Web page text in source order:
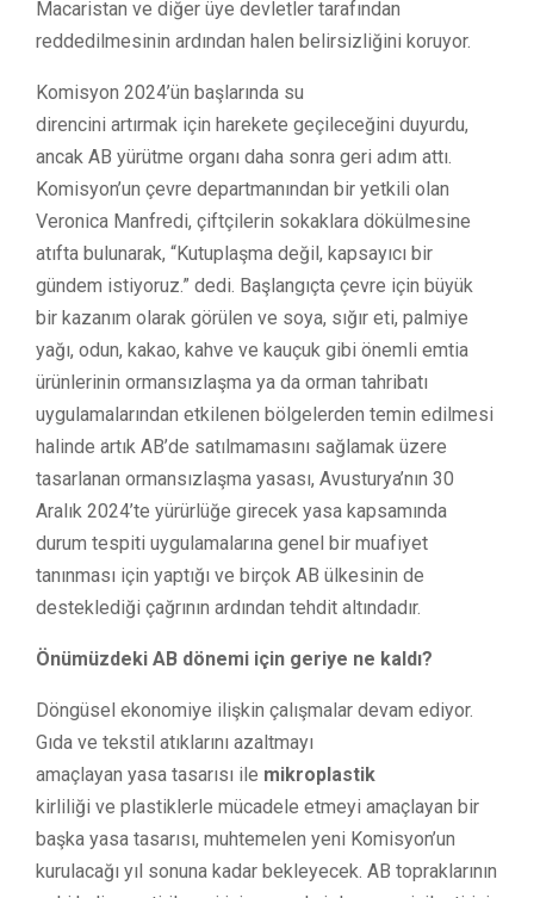
Macaristan ve diğer üye devletler tarafından
reddedilmesinin ardından halen belirsizliğini koruyor.
Komisyon 2024’ün başlarında su
direncini artırmak için harekete geçileceğini duyurdu,
ancak AB yürütme organı daha sonra geri adım attı.
Komisyon’un çevre departmanından bir yetkili olan
Veronica Manfredi, çiftçilerin sokaklara dökülmesine
atıfta bulunarak, “Kutuplaşma değil, kapsayıcı bir
gündem istiyoruz.” dedi. Başlangıçta çevre için büyük
bir kazanım olarak görülen ve soya, sığır eti, palmiye
yağı, odun, kakao, kahve ve kauçuk gibi önemli emtia
ürünlerinin ormansızlaşma ya da orman tahribatı
uygulamalarından etkilenen bölgelerden temin edilmesi
halinde artık AB’de satılmamasını sağlamak üzere
tasarlanan ormansızlaşma yasası, Avusturya’nın 30
Aralık 2024’te yürürlüğe girecek yasa kapsamında
durum tespiti uygulamalarına genel bir muafiyet
tanınması için yaptığı ve birçok AB ülkesinin de
desteklediği çağrının ardından tehdit altındadır.
Önümüzdeki AB dönemi için geriye ne kaldı?
Döngüsel ekonomiye ilişkin çalışmalar devam ediyor.
Gıda ve tekstil atıklarını azaltmayı
amaçlayan yasa tasarısı ile mikroplastik
kirliliği ve plastiklerle mücadele etmeyi amaçlayan bir
başka yasa tasarısı, muhtemelen yeni Komisyon’un
kurulacağı yıl sonuna kadar bekleyecek. AB topraklarının